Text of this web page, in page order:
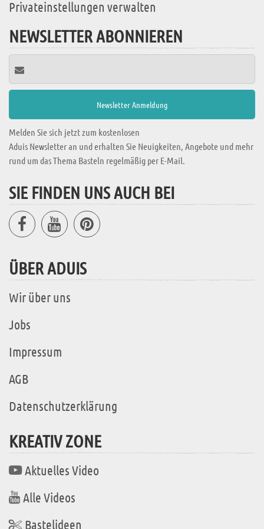
Privateinstellungen verwalten
NEWSLETTER ABONNIEREN
Melden Sie sich jetzt zum kostenlosen
Aduis Newsletter an und erhalten Sie Neuigkeiten, Angebote und mehr
rund um das Thema Basteln regelmäßig per E-Mail.
SIE FINDEN UNS AUCH BEI
ÜBER ADUIS
Wir über uns
Jobs
Impressum
AGB
Datenschutzerklärung
KREATIV ZONE
Aktuelles Video
Alle Videos
Bastelideen